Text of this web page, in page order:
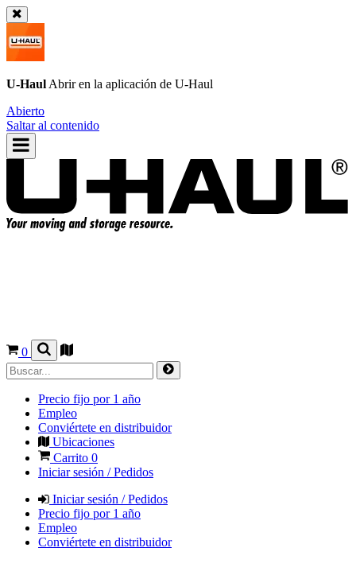
U-Haul Abrir en la aplicación de U-Haul
Abierto
Saltar al contenido
0
Precio fijo por 1 año
Empleo
Conviértete en distribuidor
Ubicaciones
Carrito 0
Iniciar sesión / Pedidos
Iniciar sesión / Pedidos
Precio fijo por 1 año
Empleo
Conviértete en distribuidor